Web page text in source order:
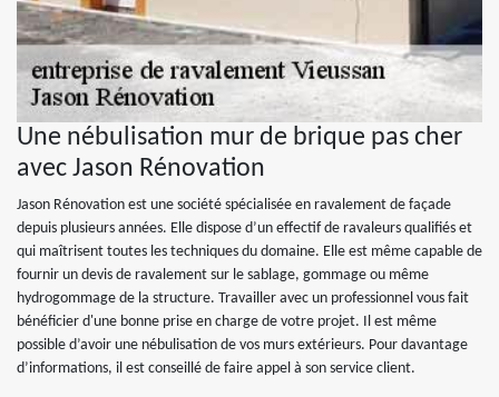
Une nébulisation mur de brique pas cher
avec Jason Rénovation
Jason Rénovation est une société spécialisée en ravalement de façade
depuis plusieurs années. Elle dispose d’un effectif de ravaleurs qualifiés et
qui maîtrisent toutes les techniques du domaine. Elle est même capable de
fournir un devis de ravalement sur le sablage, gommage ou même
hydrogommage de la structure. Travailler avec un professionnel vous fait
bénéficier d'une bonne prise en charge de votre projet. Il est même
possible d’avoir une nébulisation de vos murs extérieurs. Pour davantage
d’informations, il est conseillé de faire appel à son service client.